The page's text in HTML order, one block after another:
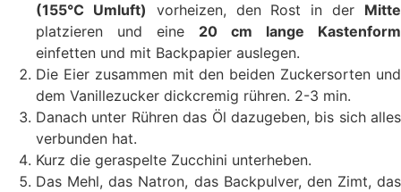
(155°C Umluft) vorheizen, den Rost in der Mitte
platzieren und eine 20 cm lange Kastenform
einfetten und mit Backpapier auslegen.
Die Eier zusammen mit den beiden Zuckersorten und
dem Vanillezucker dickcremig rühren. 2-3 min.
Danach unter Rühren das Öl dazugeben, bis sich alles
verbunden hat.
Kurz die geraspelte Zucchini unterheben.
Das Mehl, das Natron, das Backpulver, den Zimt, das